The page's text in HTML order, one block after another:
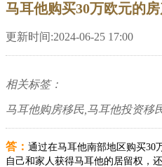
马耳他购买30万欧元的
更新时间:2024-06-25 17:00
相关标签：
马耳他购房移民,马耳他投资移
答： 通过在马耳他南部地区购买30
自己和家人获得马耳他的居留权，